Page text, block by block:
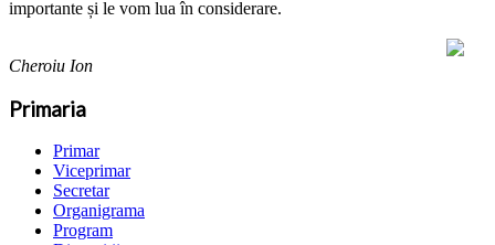
importante și le vom lua în considerare.
Cheroiu Ion
Primaria
Primar
Viceprimar
Secretar
Organigrama
Program